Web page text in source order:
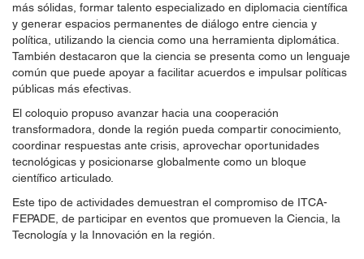
más sólidas, formar talento especializado en diplomacia científica
y generar espacios permanentes de diálogo entre ciencia y
política, utilizando la ciencia como una herramienta diplomática.
También destacaron que la ciencia se presenta como un lenguaje
común que puede apoyar a facilitar acuerdos e impulsar políticas
públicas más efectivas.
El coloquio propuso avanzar hacia una cooperación
transformadora, donde la región pueda compartir conocimiento,
coordinar respuestas ante crisis, aprovechar oportunidades
tecnológicas y posicionarse globalmente como un bloque
científico articulado.
Este tipo de actividades demuestran el compromiso de ITCA-
FEPADE, de participar en eventos que promueven la Ciencia, la
Tecnología y la Innovación en la región.